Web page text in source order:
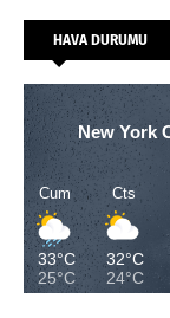
HAVA DURUMU
New York
Cum
33°C
25°C
Cts
32°C
24°C